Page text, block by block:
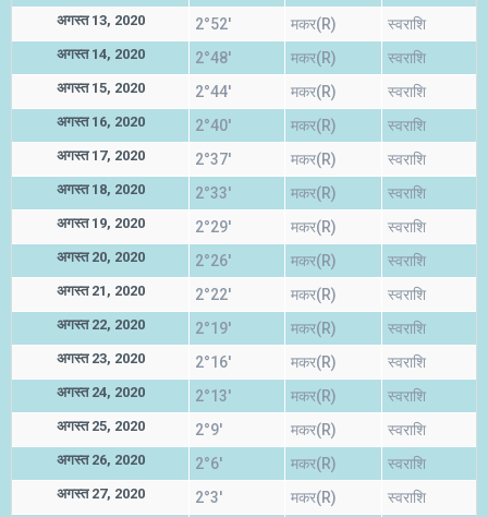
अगस्त 13, 2020 2°52' मकर(R) स्वराशि
अगस्त 14, 2020 2°48' मकर(R) स्वराशि
अगस्त 15, 2020 2°44' मकर(R) स्वराशि
अगस्त 16, 2020 2°40' मकर(R) स्वराशि
अगस्त 17, 2020 2°37' मकर(R) स्वराशि
अगस्त 18, 2020 2°33' मकर(R) स्वराशि
अगस्त 19, 2020 2°29' मकर(R) स्वराशि
अगस्त 20, 2020 2°26' मकर(R) स्वराशि
अगस्त 21, 2020 2°22' मकर(R) स्वराशि
अगस्त 22, 2020 2°19' मकर(R) स्वराशि
अगस्त 23, 2020 2°16' मकर(R) स्वराशि
अगस्त 24, 2020 2°13' मकर(R) स्वराशि
अगस्त 25, 2020 2°9' मकर(R) स्वराशि
अगस्त 26, 2020 2°6' मकर(R) स्वराशि
अगस्त 27, 2020 2°3' मकर(R) स्वराशि